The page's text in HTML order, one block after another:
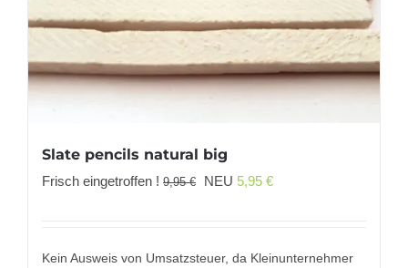
Slate pencils natural big
Frisch eingetroffen ! 9,95€
Ursprünglicher
9,95 €
NEU 5,95 €Aktueller
5,95 €.
Kein Ausweis von Umsatzsteuer, da Kleinunternehmer